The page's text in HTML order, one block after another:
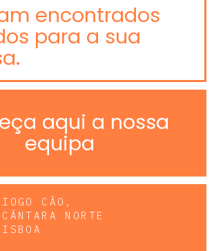
encontrados
para a sua
aqui a nossa
equipa
CÃO,
NORTE